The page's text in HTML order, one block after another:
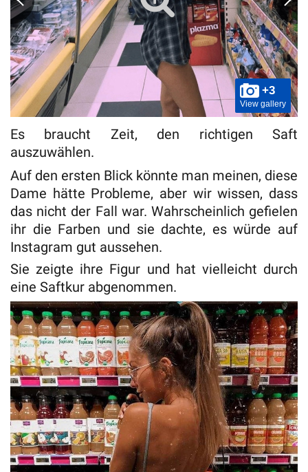
+3
View gallery
Es braucht Zeit, den richtigen Saft
auszuwählen.
Auf den ersten Blick könnte man meinen, diese
Dame hätte Probleme, aber wir wissen, dass
das nicht der Fall war. Wahrscheinlich gefielen
ihr die Farben und sie dachte, es würde auf
Instagram gut aussehen.
Sie zeigte ihre Figur und hat vielleicht durch
eine Saftkur abgenommen.